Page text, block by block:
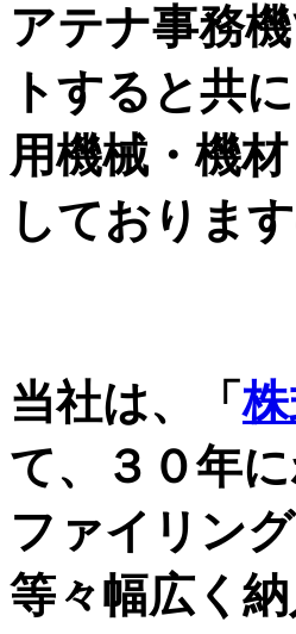
アテナ事務
トすると共
用機械・機
しておりま
当社は、「
て、３０年
ファイリン
等々幅広く